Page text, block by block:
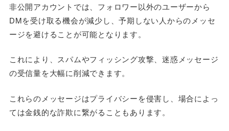
非公開アカウントでは、フォロワー以外のユーザーから
DMを受け取る機会が減少し、予期しない人からのメッセ
ージを避けることが可能となります。
これにより、スパムやフィッシング攻撃、迷惑メッセージ
の受信量を大幅に削減できます。
これらのメッセージはプライバシーを侵害し、場合によっ
ては金銭的な詐欺に繋がることもあります。